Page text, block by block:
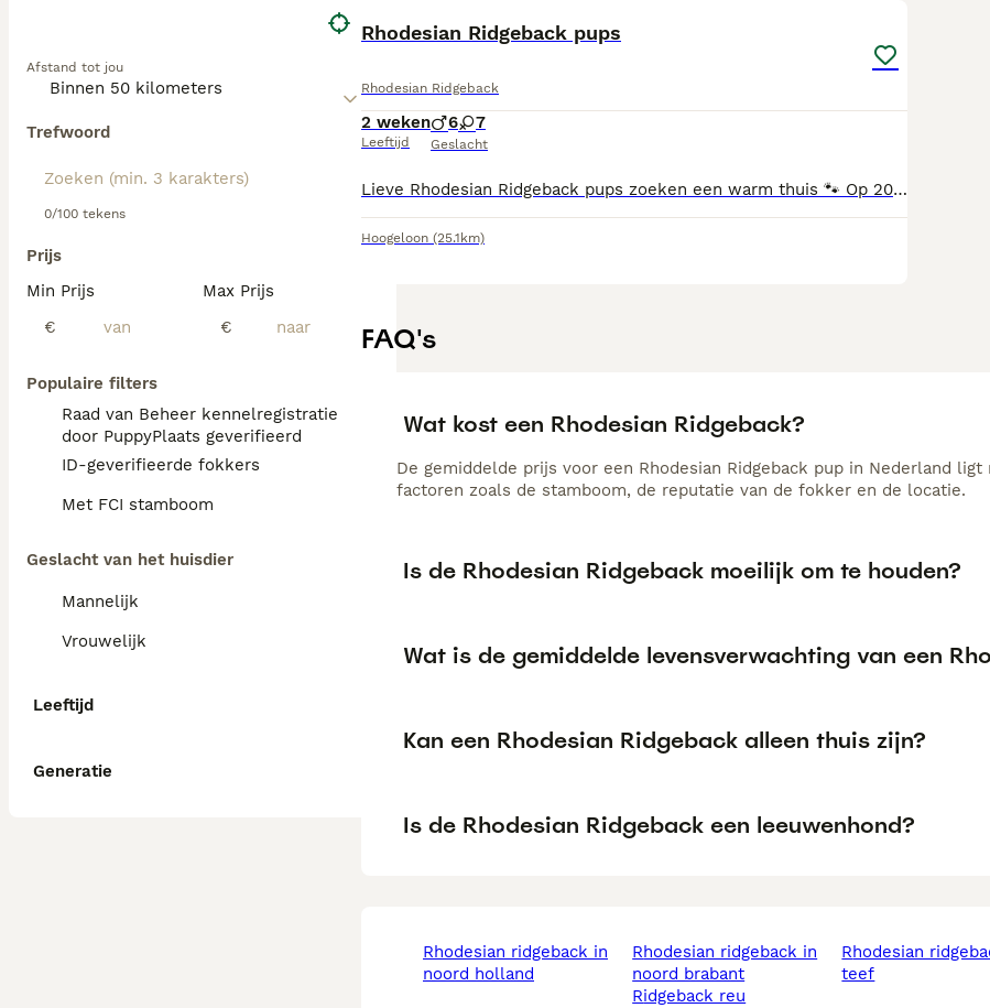
Afstand tot jou
Trefwoord
0/100 tekens
Prijs
Min Prijs
€
Max Prijs
€
Populaire filters
Raad van Beheer kennelregistratie
door PuppyPlaats geverifieerd
ID-geverifieerde fokkers
Met FCI stamboom
Geslacht van het huisdier
Mannelijk
Vrouwelijk
Leeftijd
Generatie
Rhodesian Ridgeback pups
Rhodesian Ridgeback
2 weken
Leeftijd
6 7
Geslacht
Lieve Rhodesian Ridgeback pups zoeken een warm thuis 🐾 Op 20-07-2026 is onze lieve en sociale Nola trotse mama geworden van haar prachtige 2e nestje van 13 puppy’s: 💙6 reutjes 💓7 teefjes Nola is 6 jaar, en een hele lieve, sociale, waakse mama. Ze is graag onderdeel van het gezin, pups groeien dan ook op met kinderen waardoor ze zich ontwikkelen tot lieve, sociale hondjes. Ze zijn gewend aan dagelijkse geluiden, gaan lekker buiten spelen en krijgen veel liefde en knuffels mee. Nola is gecontroleerd op HD en ED --> geen bijzonderheden. De vader is James, een grote lieve knuffelbeer met een zacht karakter. Bij vertrek zijn de puppy’s: ✔️ Ontwormd volgens schema (2-4-6-8 weken) ✔️ Gecontroleerd door de dierenarts ✔️ Gevaccineerd ✔️ Gechipt ) ✔️ In bezit van een Europees paspoort Wij zoeken voor onze pups een liefdevol en warm thuis waar ze alle aandacht en verzorging krijgen die ze verdienen. Kijken kan vanaf week 34. Ze mogen met 8-9 weken het nest verlaten, dat zou in week 36-37 zijn (half september). Mocht u interesse of vragen hebben, stuurt u ons dan gerust een berichtje!
Hoogeloon (25.1km)
FAQ's
Wat kost een Rhodesian Ridgeback?
De gemiddelde prijs voor een Rhodesian Ridgeback pup in Nederland
factoren zoals de stamboom, de reputatie van de fokker en de locatie.
Is de Rhodesian Ridgeback moeilijk om te houden?
Wat is de gemiddelde levensverwachting van een
Kan een Rhodesian Ridgeback alleen thuis zijn?
Is de Rhodesian Ridgeback een leeuwenhond?
rhodesian ridgeback in
noord holland
rhodesian ridgeback in
noord brabant
ridgeback reu
rhodesian ridgeback
teef